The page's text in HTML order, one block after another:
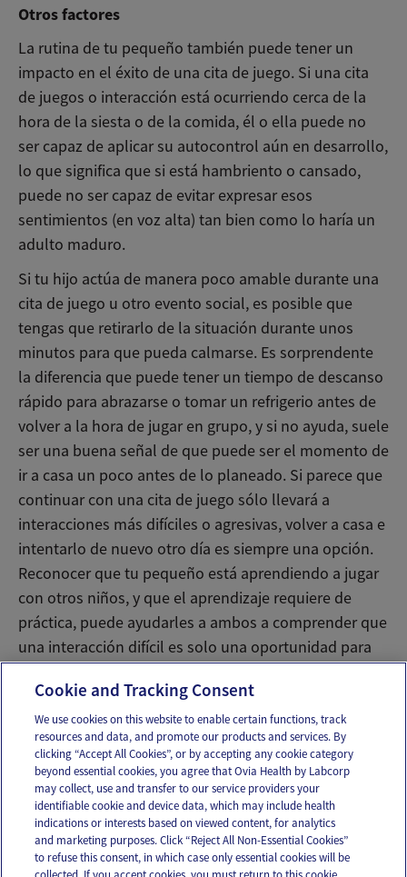
Otros factores
La rutina de tu pequeño también puede tener un
impacto en el éxito de una cita de juego. Si una cita
de juegos o interacción está ocurriendo cerca de la
hora de la siesta o de la comida, él o ella puede no
ser capaz de aplicar su autocontrol aún en desarrollo,
lo que significa que si está hambriento o cansado,
puede no ser capaz de evitar expresar esos
sentimientos (en voz alta) tan bien como lo haría un
adulto maduro.
Si tu hijo actúa de manera poco amable durante una
cita de juego u otro evento social, es posible que
tengas que retirarlo de la situación durante unos
minutos para que pueda calmarse. Es sorprendente
la diferencia que puede tener un tiempo de descanso
rápido para abrazarse o tomar un refrigerio antes de
volver a la hora de jugar en grupo, y si no ayuda, suele
ser una buena señal de que puede ser el momento de
ir a casa un poco antes de lo planeado. Si parece que
continuar con una cita de juego sólo llevará a
interacciones más difíciles o agresivas, volver a casa e
intentarlo de nuevo otro día es siempre una opción.
Reconocer que tu pequeño está aprendiendo a jugar
con otros niños, y que el aprendizaje requiere de
práctica, puede ayudarles a ambos a comprender que
una interacción difícil es solo una oportunidad para
Email Text
OUR APPS
Cookie and Tracking Consent
We use cookies on this website to enable certain functions, track
resources and data, and promote our products and services. By
clicking “Accept All Cookies”, or by accepting any cookie category
beyond essential cookies, you agree that Ovia Health by Labcorp
may collect, use and transfer to our service providers your
identifiable cookie and device data, which may include health
indications or interests based on viewed content, for analytics
and marketing purposes. Click “Reject All Non-Essential Cookies”
to refuse this consent, in which case only essential cookies will be